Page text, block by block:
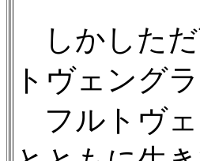
しかしただ
トヴェング
フルトヴェ